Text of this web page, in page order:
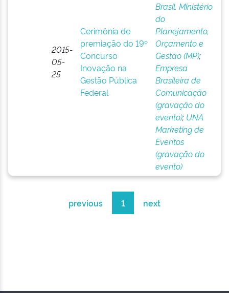
2015-
05-
25
Cerimônia de
premiação do 19º
Concurso
Inovação na
Gestão Pública
Federal
Brasil. Ministério
do
Planejamento,
Orçamento e
Gestão (MP);
Empresa
Brasileira de
Comunicação
(gravação do
evento); UNA
Marketing de
Eventos
(gravação do
evento)
previous 1 next